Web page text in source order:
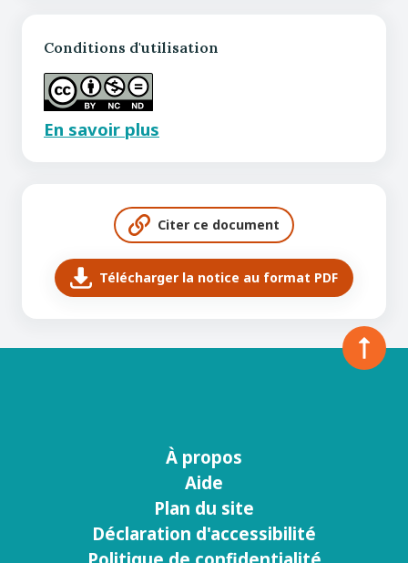
Conditions d'utilisation
En savoir plus
Citer ce document
Télécharger la notice au format PDF
À propos
Aide
Plan du site
Déclaration d'accessibilité